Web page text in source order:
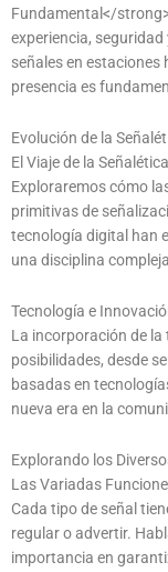
Fundamental</
experiencia,
señales en estaciones
presencia es
Evolución de la
El Viaje de la
Exploraremos cómo
primitivas de
tecnología digital han
una disciplina
Tecnología e
La incorporación de
posibilidades, desde
basadas en
nueva era en la
Explorando los
Las Variadas
Cada tipo de señal
regular o advertir.
importancia en